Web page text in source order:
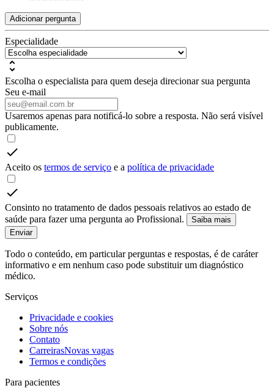
Adicionar pergunta
Especialidade
Escolha o especialista para quem deseja direcionar sua pergunta
Seu e-mail
Usaremos apenas para notificá-lo sobre a resposta. Não será visível
publicamente.
Aceito os termos de serviço e a política de privacidade
Consinto no tratamento de dados pessoais relativos ao estado de
saúde para fazer uma pergunta ao Profissional.
Saiba mais
Enviar
Todo o conteúdo, em particular perguntas e respostas, é de caráter
informativo e em nenhum caso pode substituir um diagnóstico
médico.
Serviços
Privacidade e cookies
Sobre nós
Contato
CarreirasNovas vagas
Termos e condições
Para pacientes